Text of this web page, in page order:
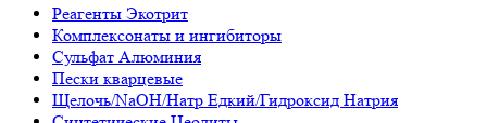
Реагенты Экотрит
Комплексонаты и ингибиторы
Сульфат Алюминия
Пески кварцевые
Щелочь/NaOH/Натр Едкий/Гидроксид Натрия